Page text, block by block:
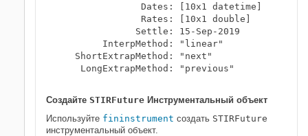
                Dates: [10x1 datetime]
                Rates: [10x1 double]
               Settle: 15-Sep-2019
         InterpMethod: "linear"
    ShortExtrapMethod: "next"
     LongExtrapMethod: "previous"
Создайте STIRFuture Инструментальный объект
Используйте fininstrument создать STIRFuture
инструментальный объект.